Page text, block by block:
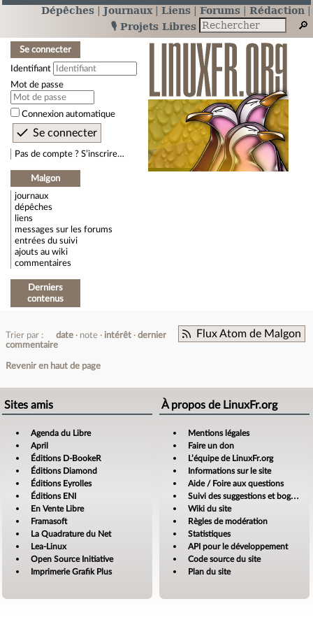
Dépêches Journaux Liens Forums
Rédaction
🎙️ Projets Libres
Se connecter
Identifiant
Mot de passe
Connexion automatique
Pas de compte ? S’inscrire…
Malgon
journaux
dépêches
liens
messages sur les forums
entrées du suivi
ajouts au wiki
commentaires
Derniers
contenus
Flux Atom de Malgon
Trier par : date note intérêt
dernier
commentaire
Revenir en haut de page
Sites amis
Agenda du Libre
April
Éditions D-BookeR
Éditions Diamond
Éditions Eyrolles
Éditions ENI
En Vente Libre
Framasoft
La Quadrature du Net
Lea-Linux
Open Source Initiative
Imprimerie Grafik Plus
À propos de LinuxFr.org
Mentions légales
Faire un don
L’équipe de LinuxFr.org
Informations sur le site
Aide / Foire aux questions
Suivi des suggestions et bogues
Wiki du site
Règles de modération
Statistiques
API pour le développement
Code source du site
Plan du site